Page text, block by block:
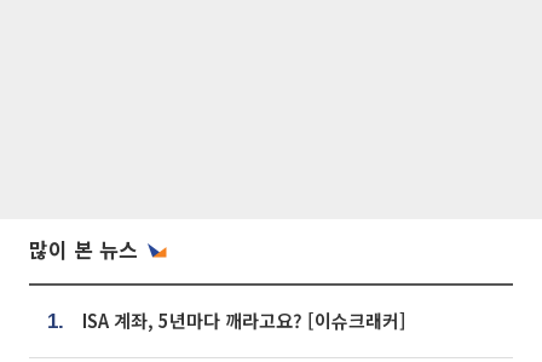
많이 본 뉴스
1. ISA 계좌, 5년마다 깨라고요? [이슈크래커]